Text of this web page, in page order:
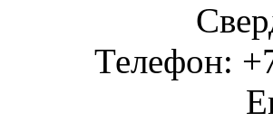
Телефон: